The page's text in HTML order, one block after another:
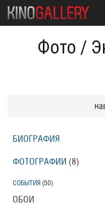
Фото /
БИОГРАФИЯ
ФОТОГРАФИИ (8)
СОБЫТИЯ (50)
ОБОИ